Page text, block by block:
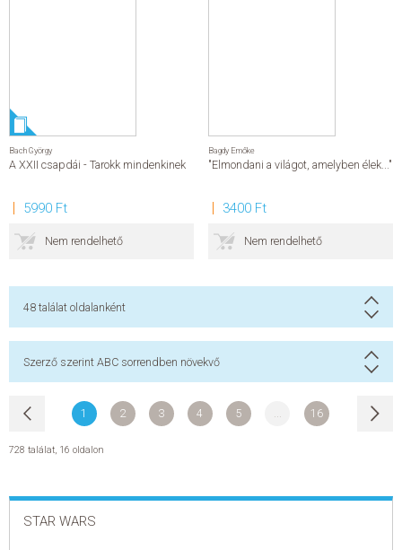
Bach György
A XXII csapdái - Tarokk mindenkinek
5990 Ft
Nem rendelhető
Bagdy Emőke
"Elmondani a világot, amelyben élek..."
3400 Ft
Nem rendelhető
48 találat oldalanként
Szerző szerint ABC sorrendben növekvő
1 2 3 4 5 ... 16
728 találat, 16 oldalon
STAR WARS